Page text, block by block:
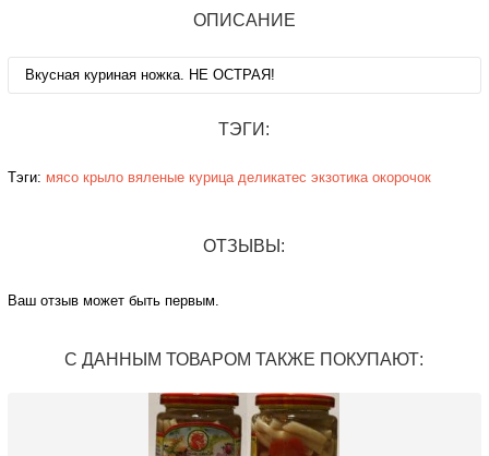
ОПИСАНИЕ
Вкусная куриная ножка. НЕ ОСТРАЯ!
ТЭГИ:
Тэги: мясо крыло вяленые курица деликатес экзотика окорочок
ОТЗЫВЫ:
Ваш отзыв может быть первым.
С ДАННЫМ ТОВАРОМ ТАКЖЕ ПОКУПАЮТ: